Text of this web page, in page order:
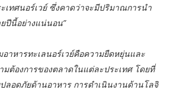
เทศนอร์เวย์ ซึ่งคาดว่าจะมีปริมาณการนำ
ปีนี้อย่างแน่นอน”
อาหารทะเลนอร์เวย์คือความยืดหยุ่นและ
มต้องการของตลาดในแต่ละประเทศ โดยที่
ลอดภัยด้านอาหาร การดำเนินงานด้านโลจิ